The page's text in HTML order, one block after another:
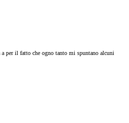
per il fatto che ogno tanto mi spuntano alcuni